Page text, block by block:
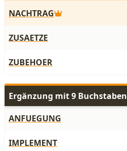
NACHTRAG
ZUSAETZE
ZUBEHOER
Ergänzung mit 9 Buchstaben
ANFUEGUNG
IMPLEMENT